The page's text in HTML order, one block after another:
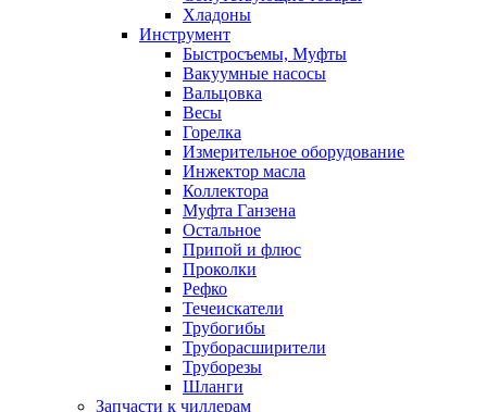
Хладоны
Инструмент
Быстросъемы, Муфты
Вакуумные насосы
Вальцовка
Весы
Горелка
Измерительное оборудование
Инжектор масла
Коллектора
Муфта Ганзена
Остальное
Припой и флюс
Проколки
Рефко
Течеискатели
Трубогибы
Труборасширители
Труборезы
Шланги
Запчасти к чиллерам